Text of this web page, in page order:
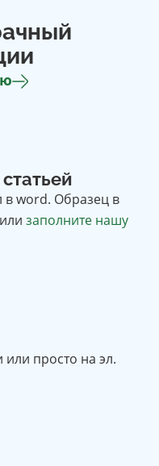
в word. Образец в
или заполните нашу
просто на эл.